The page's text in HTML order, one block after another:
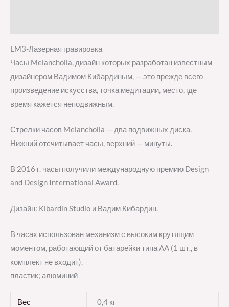
LM3-Лазерная гравировка
Часы Melancholia, дизайн которых разработан известным
дизайнером Вадимом Кибардиным, — это прежде всего
произведение искусства, точка медитации, место, где
время кажется неподвижным.
Стрелки часов Melancholia — два подвижных диска.
Нижний отсчитывает часы, верхний — минуты.
В 2016 г. часы получили международную премию Design
and Design International Award.
Дизайн: Kibardin Studio и Вадим Кибардин.
В часах использован механизм с высоким крутящим
моментом, работающий от батарейки типа AA (1 шт., в
комплект не входит).
пластик; алюминий
Вес 0,4 кг